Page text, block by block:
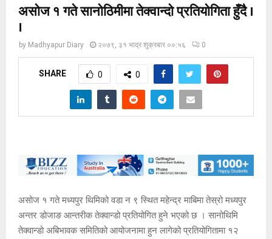
असोज १ गते सानोठिमीमा तेक्वान्दो प्रतियोगिता हुँदै ।
।
by Madhyapur Diary २०७९, ३१ भाद्र शुक्रबार ००:५६ 0
SHARE 0 0
असोज १ गते मध्यपुर थिमिको वडा न ९ स्थित महेन्द्र माबिमा तेस्रो मध्यपुर
अन्तर डोजाङ आन्तरीक तेक्वान्डो प्रतियोगित हुने भएको छ । सानोथिमि
तेक्वान्डो अबिभावक समितिको आयोजनामा हुन लागेको प्रतियोगितामा १२